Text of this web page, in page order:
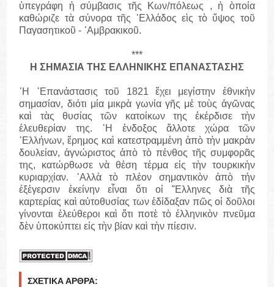
ὑπεγράφη ἡ σύμβασις τῆς Κων/πόλεως , ἡ ὸποία
καθώριζε τὰ σύνορα τῆς ῾Ελλάδος εὶς τὸ ὕψος τοῦ
Παγασητικοῦ - ᾽Αμβρακικοῦ.
***
Η ΣΗΜΑΣΙΑ ΤΗΣ ΕΛΛΗΝΙΚΗΣ ΕΠΑΝΑΣΤΑΣΗΣ
῾Η ᾽Επανάστασις τοῦ 1821 ἔχει μεγίστην ἐθνικὴν
σημασίαν, διότι μία μικρὰ γωνία γῆς μἐ τοὺς ἀγῶνας
καὶ τὰς θυσίας τῶν κατοίκων της ἐκέρδισε τὴν
έλευθερίαν της. ῾Η ἐνδοξος ἄλλοτε χώρα τῶν
῾Ελλήνων, ἔρημος καὶ κατεστραμμένη ἀπὸ τὴν μακρὰν
δουλείαν, ἀγνώριστος ἀπὸ τὸ πένθος τῆς συμφορᾶς
της, κατώρθωσε νὰ θέση τέρμα εἱς τὴν τουρκικὴν
κυριαρχίαν. ᾽Αλλὰ τὸ πλέον σημαντικὸν ἀπὸ τήν
έξἑγερσιν ἐκείνην εἶναι ὅτι οἱ ῞Ελληνες διὰ τῆς
καρτερίας καὶ αὐτοθυσίας των ἐδίδαξαν πῶς οἱ δοῦλοι
γίνονται ἐλεύθεροι καὶ ὅτι ποτὲ τὸ έλληνικὸν πνεῦμα
δὲν ὑποκύπτει εἰς τὴν βίαν καὶ τὴν πίεσιν.
ΣΧΕΤΙΚΆ ΆΡΘΡΑ: